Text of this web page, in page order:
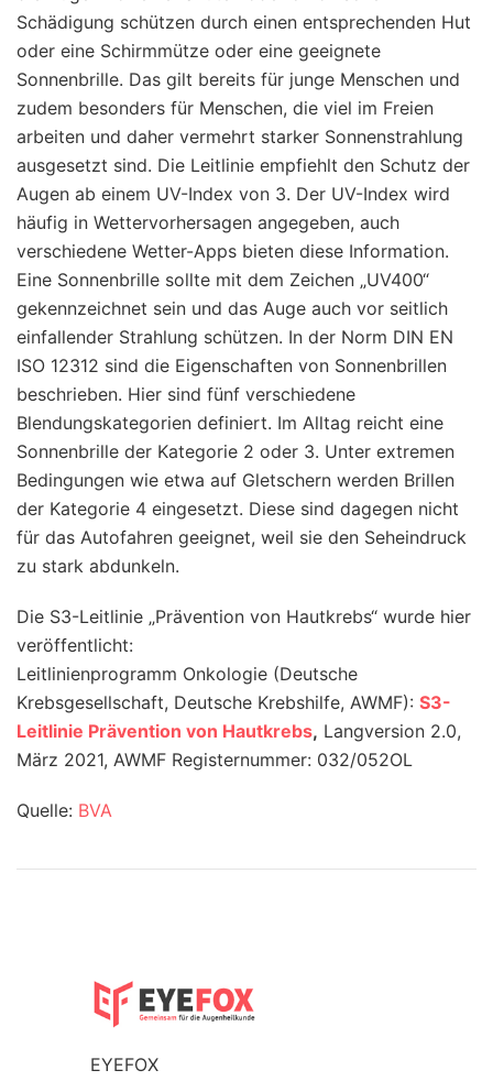
Schädigung schützen durch einen entsprechenden Hut
oder eine Schirmmütze oder eine geeignete
Sonnenbrille. Das gilt bereits für junge Menschen und
zudem besonders für Menschen, die viel im Freien
arbeiten und daher vermehrt starker Sonnenstrahlung
ausgesetzt sind. Die Leitlinie empfiehlt den Schutz der
Augen ab einem UV-Index von 3. Der UV-Index wird
häufig in Wettervorhersagen angegeben, auch
verschiedene Wetter-Apps bieten diese Information.
Eine Sonnenbrille sollte mit dem Zeichen „UV400“
gekennzeichnet sein und das Auge auch vor seitlich
einfallender Strahlung schützen. In der Norm DIN EN
ISO 12312 sind die Eigenschaften von Sonnenbrillen
beschrieben. Hier sind fünf verschiedene
Blendungskategorien definiert. Im Alltag reicht eine
Sonnenbrille der Kategorie 2 oder 3. Unter extremen
Bedingungen wie etwa auf Gletschern werden Brillen
der Kategorie 4 eingesetzt. Diese sind dagegen nicht
für das Autofahren geeignet, weil sie den Seheindruck
zu stark abdunkeln.
Die S3-Leitlinie „Prävention von Hautkrebs“ wurde hier
veröffentlicht:
Leitlinienprogramm Onkologie (Deutsche
Krebsgesellschaft, Deutsche Krebshilfe, AWMF): S3-
Leitlinie Prävention von Hautkrebs, Langversion 2.0,
März 2021, AWMF Registernummer: 032/052OL
Quelle: BVA
EYEFOX